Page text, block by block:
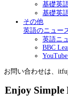
基礎英
基礎英
その他
英語のニュー
英語ニ
BBC
お問い合わせは、
Enjoy Simple